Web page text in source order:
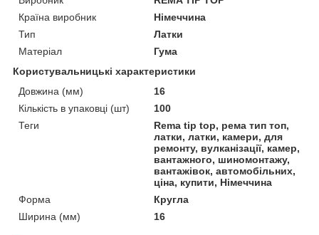
Країна виробник
Німеччина
Тип
Латки
Матеріал
Гума
Користувальницькі характеристики
Довжина (мм)
16
Кількість в упаковці (шт)
100
Теги
Rema tip top, рема тип топ,
латки, латки, камери, для
ремонту, вулканізації, камер,
вантажного, шиномонтажу,
вантажівок, автомобільних,
ціна, купити, Німеччина
Форма
Кругла
Ширина (мм)
16